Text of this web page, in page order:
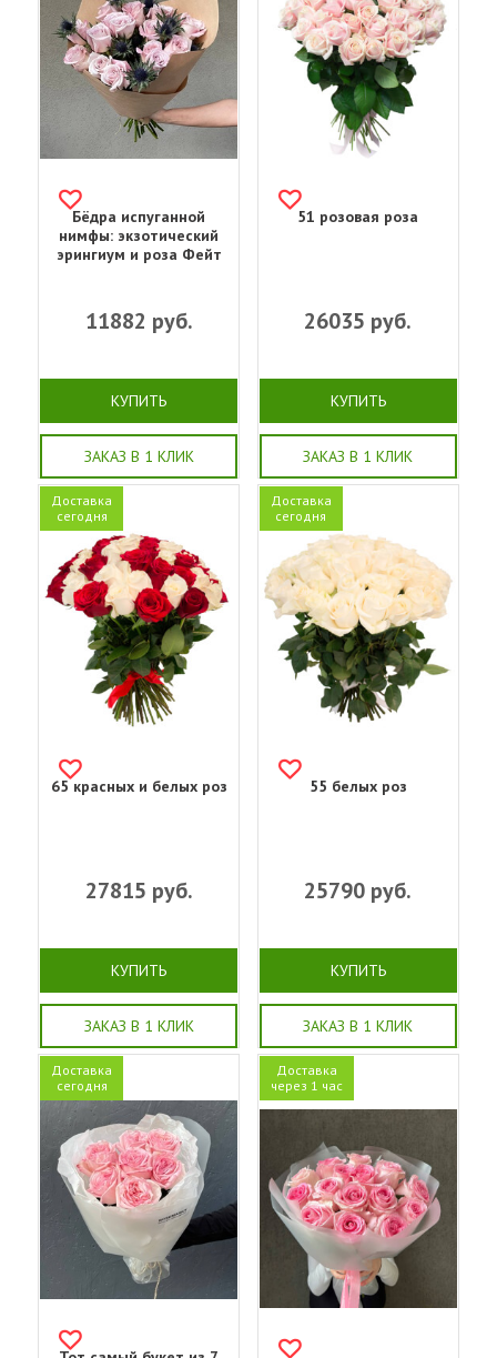
Бёдра испуганной
нимфы: экзотический
эрингиум и роза Фейт
11882 руб.
КУПИТЬ
ЗАКАЗ В 1 КЛИК
51 розовая роза
26035 руб.
КУПИТЬ
ЗАКАЗ В 1 КЛИК
Доставка
сегодня
65 красных и белых роз
27815 руб.
КУПИТЬ
ЗАКАЗ В 1 КЛИК
Доставка
сегодня
55 белых роз
25790 руб.
КУПИТЬ
ЗАКАЗ В 1 КЛИК
Доставка
сегодня
Доставка
через 1 час